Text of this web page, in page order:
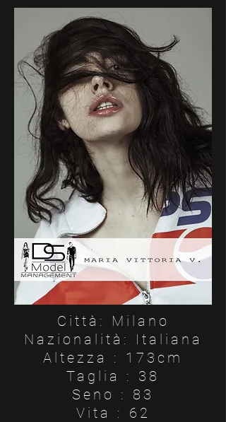
Città: Milano
Nazionalità: Italiana
Altezza : 173cm
Taglia : 38
Seno : 83
Vita : 62